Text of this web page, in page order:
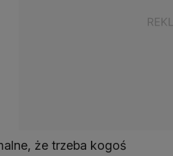
że trzeba kogoś